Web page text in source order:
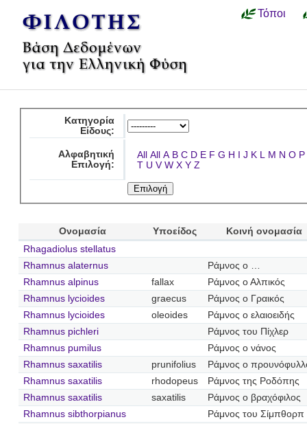
Τόποι
Κατηγορία
Είδους:
Αλφαβητική
Επιλογή:
All All A B C D E F G H I J K L M N O P
T U V W X Y Z
Ονομασία Υποείδος
Κοινή ονομασία
Rhagadiolus stellatus
Rhamnus alaternus
Ράμνος ο …
Rhamnus alpinus
fallax
Ράμνος ο Αλπικός
Rhamnus lycioides
graecus
Ράμνος ο Γραικός
Rhamnus lycioides
oleoides
Ράμνος ο ελαιοειδής
Rhamnus pichleri
Ράμνος του Πίχλερ
Rhamnus pumilus
Ράμνος ο νάνος
Rhamnus saxatilis
prunifolius
Ράμνος ο
Rhamnus saxatilis
rhodopeus
Ράμνος της Ροδόπης
Rhamnus saxatilis
saxatilis
Ράμνος ο βραχόφιλος
Rhamnus sibthorpianus
Ράμνος του Σίμπθορπ